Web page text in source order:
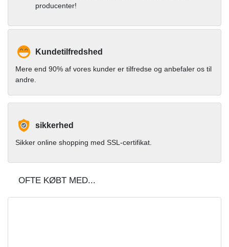
producenter!
Kundetilfredshed
Mere end 90% af vores kunder er tilfredse og anbefaler os til
andre.
sikkerhed
Sikker online shopping med SSL-certifikat.
OFTE KØBT MED...